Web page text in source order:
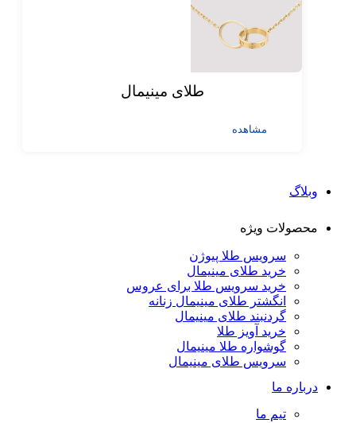
طلای مینیمال
مشاهده
وبلاگ
محصولات ویژه
سرویس طلا پیوژن
خرید طلای مینیمال
خرید سرویس طلا برای عروس
انگشتر طلای مینیمال زنانه
گردنبند طلای مینیمال
خرید آویز طلا
گوشواره طلا مینیمال
سرویس طلای مینیمال
درباره ما
تیم ما